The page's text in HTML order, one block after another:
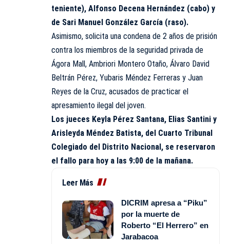
teniente), Alfonso Decena Hernández (cabo) y
de Sari Manuel González García (raso).
Asimismo, solicita una condena de 2 años de prisión
contra los miembros de la seguridad privada de
Ágora Mall, Ambriori Montero Otaño, Álvaro David
Beltrán Pérez, Yubaris Méndez Ferreras y Juan
Reyes de la Cruz, acusados de practicar el
apresamiento ilegal del joven.
Los jueces Keyla Pérez Santana, Elias Santini y
Arisleyda Méndez Batista, del Cuarto Tribunal
Colegiado del Distrito Nacional, se reservaron
el fallo para hoy a las 9:00 de la mañana.
Leer Más
DICRIM apresa a “Piku”
por la muerte de
Roberto “El Herrero” en
Jarabacoa